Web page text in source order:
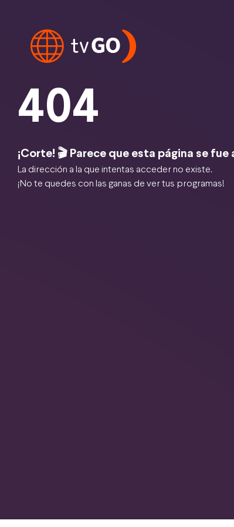
404
¡Corte! 🎬 Parece que esta página se fue
La dirección a la que intentas acceder no existe.
¡No te quedes con las ganas de ver tus programas!